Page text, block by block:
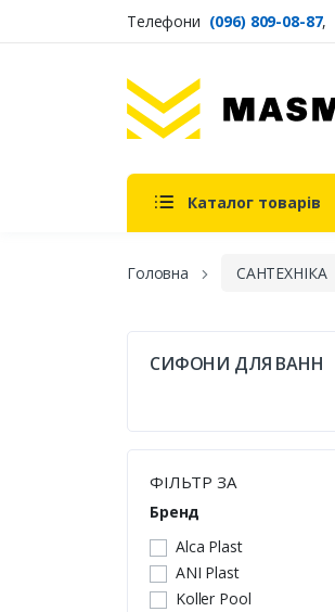
Телефони (096) 809-08-87,
Masmart
Каталог товарів
Головна САНТЕХНІКА
СИФОНИ ДЛЯ ВАНН
ФІЛЬТР ЗА
Бренд
Alca Plast
ANI Plast
Koller Pool